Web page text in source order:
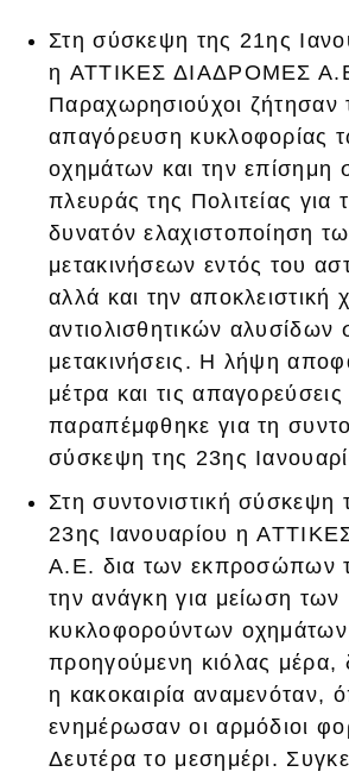
Στη σύσκεψη της 21ης
η ΑΤΤΙΚΕΣ ΔΙΑΔΡΟΜΕΣ Α.Ε.
Παραχωρησιούχοι ζήτησαν
απαγόρευση κυκλοφορίας
οχημάτων και την επίσημη
πλευράς της Πολιτείας για
δυνατόν ελαχιστοποίηση
μετακινήσεων εντός του
αλλά και την αποκλειστική
αντιολισθητικών αλυσίδων
μετακινήσεις. Η λήψη
μέτρα και τις
παραπέμφθηκε για τη
σύσκεψη της 23ης
Στη συντονιστική σύσκεψη
23ης Ιανουαρίου η
Α.Ε. δια των εκπροσώπων
την ανάγκη για μείωση των
κυκλοφορούντων
προηγούμενη κιόλας μέρα,
η κακοκαιρία αναμενόταν,
ενημέρωσαν οι αρμόδιοι
Δευτέρα το μεσημέρι.